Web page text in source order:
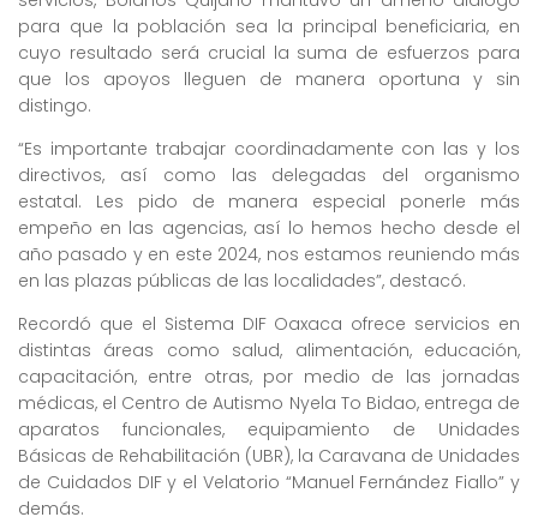
para que la población sea la principal beneficiaria, en
cuyo resultado será crucial la suma de esfuerzos para
que los apoyos lleguen de manera oportuna y sin
distingo.
“Es importante trabajar coordinadamente con las y los
directivos, así como las delegadas del organismo
estatal. Les pido de manera especial ponerle más
empeño en las agencias, así lo hemos hecho desde el
año pasado y en este 2024, nos estamos reuniendo más
en las plazas públicas de las localidades”, destacó.
Recordó que el Sistema DIF Oaxaca ofrece servicios en
distintas áreas como salud, alimentación, educación,
capacitación, entre otras, por medio de las jornadas
médicas, el Centro de Autismo Nyela To Bidao, entrega de
aparatos funcionales, equipamiento de Unidades
Básicas de Rehabilitación (UBR), la Caravana de Unidades
de Cuidados DIF y el Velatorio “Manuel Fernández Fiallo” y
demás.